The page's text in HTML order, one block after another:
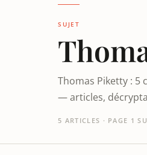
SUJET
Thomas Piketty : 5
— articles,
5 ARTICLES · PAGE 1